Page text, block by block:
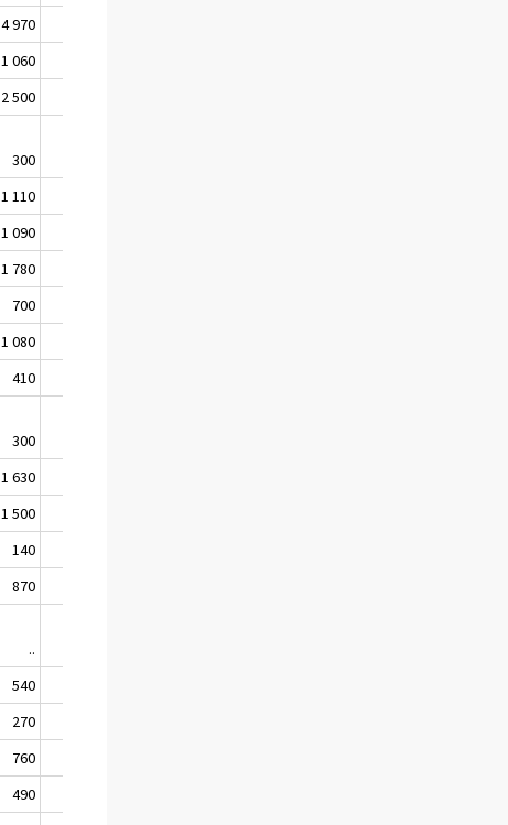
4 970
1 060
2 500
300
1 110
1 090
1 780
700
1 080
410
300
1 630
1 500
140
870
..
540
270
760
490